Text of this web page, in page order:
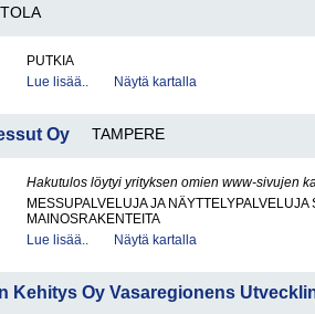
PUTKIA
Lue lisää..
Näytä kartalla
Oy TAMPERE
Hakutulos löytyi yrityksen omien www-sivujen
MESSUPALVELUJA JA NÄYTTELYPALVELUJA
MAINOSRAKENTEITA
Lue lisää..
Näytä kartalla
Kehitys Oy Vasaregionens